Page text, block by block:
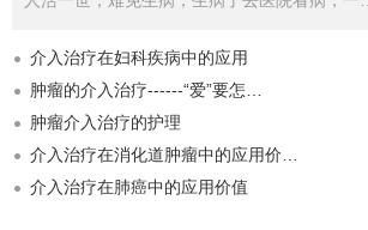
介入治疗在妇科疾病中的应用
肿瘤的介入治疗------“爱”要怎…
肿瘤介入治疗的护理
介入治疗在消化道肿瘤中的应用价…
介入治疗在肺癌中的应用价值